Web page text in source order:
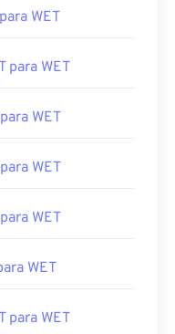
WET
para WET
WET
WET
WET
WET
para WET